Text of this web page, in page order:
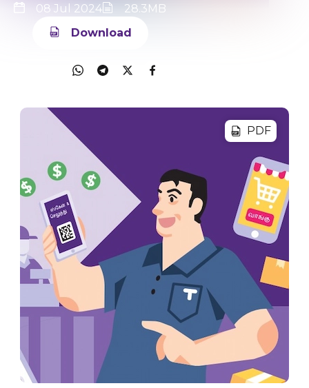
08 Jul 2024
28.3MB
Download
PDF